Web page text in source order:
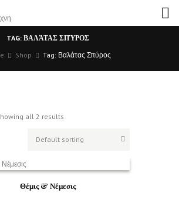
TAG: ΒΑΛΆΤΑΣ ΣΠΎΡΟΣ
Shop Tag: Βαλάτας Σπύρος
all 2 results
Θέμις & Νέμεσις